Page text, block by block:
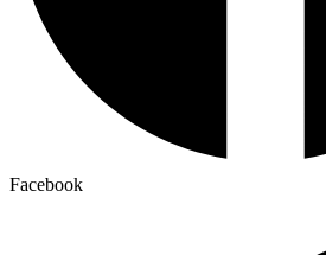
Facebook